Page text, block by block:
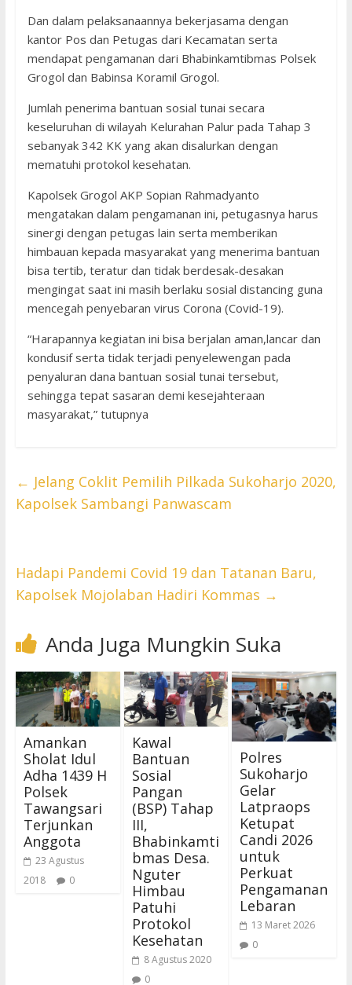
Dan dalam pelaksanaannya bekerjasama dengan
kantor Pos dan Petugas dari Kecamatan serta
mendapat pengamanan dari Bhabinkamtibmas Polsek
Grogol dan Babinsa Koramil Grogol.
Jumlah penerima bantuan sosial tunai secara
keseluruhan di wilayah Kelurahan Palur pada Tahap 3
sebanyak 342 KK yang akan disalurkan dengan
mematuhi protokol kesehatan.
Kapolsek Grogol AKP Sopian Rahmadyanto
mengatakan dalam pengamanan ini, petugasnya harus
sinergi dengan petugas lain serta memberikan
himbauan kepada masyarakat yang menerima bantuan
bisa tertib, teratur dan tidak berdesak-desakan
mengingat saat ini masih berlaku sosial distancing guna
mencegah penyebaran virus Corona (Covid-19).
“Harapannya kegiatan ini bisa berjalan aman,lancar dan
kondusif serta tidak terjadi penyelewengan pada
penyaluran dana bantuan sosial tunai tersebut,
sehingga tepat sasaran demi kesejahteraan
masyarakat,” tutupnya
← Jelang Coklit Pemilih Pilkada Sukoharjo 2020,
Kapolsek Sambangi Panwascam
Hadapi Pandemi Covid 19 dan Tatanan Baru,
Kapolsek Mojolaban Hadiri Kommas →
Anda Juga Mungkin Suka
Amankan
Sholat Idul
Adha 1439 H
Polsek
Tawangsari
Terjunkan
Anggota
23 Agustus
2018
0
Kawal
Bantuan
Sosial
Pangan
(BSP) Tahap
III,
Bhabinkamti
bmas Desa.
Nguter
Himbau
Patuhi
Protokol
Kesehatan
8 Agustus 2020
0
Polres
Sukoharjo
Gelar
Latpraops
Ketupat
Candi 2026
untuk
Perkuat
Pengamanan
Lebaran
13 Maret 2026
0